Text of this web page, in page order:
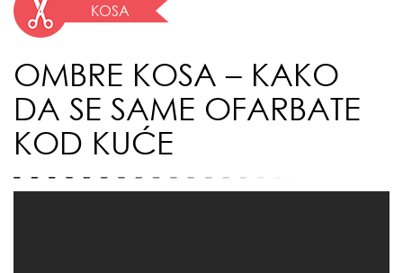
KOSA
OMBRE KOSA – KAKO
DA SE SAME OFARBATE
KOD KUĆE